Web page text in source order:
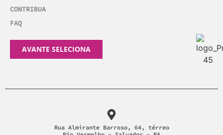
CONTRIBUA
FAQ
AVANTE SELECIONA
Rua Almirante Barroso, 64, térreo